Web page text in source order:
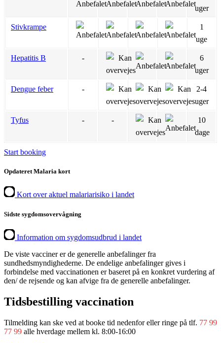
uger
Stivkrampe
1
uge
Hepatitis B -
6
uger
Dengue feber -
2-4
uger
Tyfus - -
10
dage
Start booking
Opdateret Malaria kort
Kort over aktuel malariarisiko i landet
Sidste sygdomsovervågning
Information om sygdomsudbrud i landet
De viste vacciner er de generelle anbefalinger fra
sundhedsmyndighederne. De endelige anbefalinger gives i
forbindelse med vaccinationen er baseret på en konkret vurdering af
den/ de rejsende og kan afvige fra de generelle anbefalinger.
Tidsbestilling vaccination
Tilmelding kan ske ved at booke tid nedenfor eller ringe på tlf. 77 99
77 99 alle hverdage mellem kl. 8:00-16:00